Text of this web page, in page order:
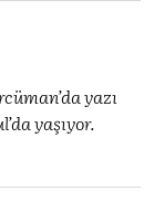
yazı
yaşıyor.